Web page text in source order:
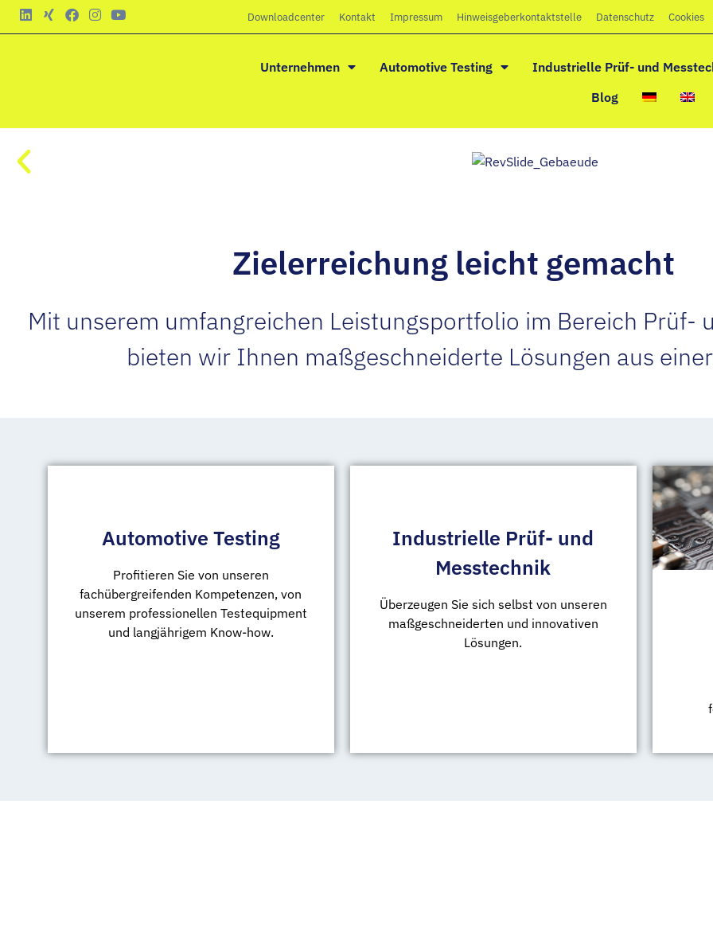
Downloadcenter Kontakt Impressum Hinweisgeberkontaktstelle Datenschutz Cookies
Unternehmen Automotive Testing Industrielle Prüf- und
Blog
Zielerreichung leicht gemacht
Mit unserem umfangreichen Leistungsportfolio im Bereich Prüf-
bieten wir Ihnen maßgeschneiderte Lösungen aus
Automotive Testing
Profitieren Sie von unseren
fachübergreifenden Kompetenzen, von
unserem professionellen Testequipment
und langjährigem Know-how.
Industrielle Prüf- und
Messtechnik
Überzeugen Sie sich selbst von unseren
maßgeschneiderten und innovativen
Lösungen.